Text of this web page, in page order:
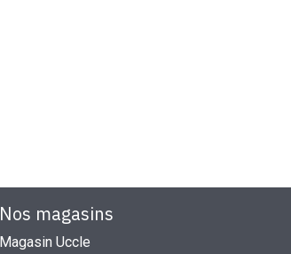
Nos magasins
Magasin Uccle